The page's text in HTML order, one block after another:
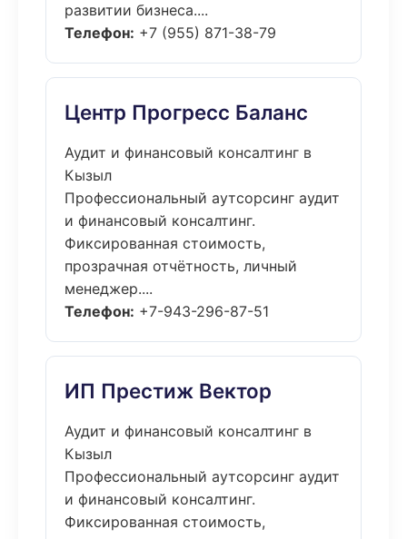
развитии бизнеса....
Телефон: +7 (955) 871-38-79
Центр Прогресс Баланс
Аудит и финансовый консалтинг в
Кызыл
Профессиональный аутсорсинг аудит
и финансовый консалтинг.
Фиксированная стоимость,
прозрачная отчётность, личный
менеджер....
Телефон: +7-943-296-87-51
ИП Престиж Вектор
Аудит и финансовый консалтинг в
Кызыл
Профессиональный аутсорсинг аудит
и финансовый консалтинг.
Фиксированная стоимость,